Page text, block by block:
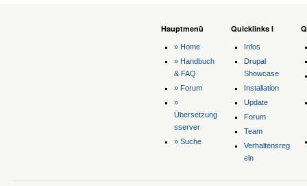
Hauptmenü
» Home
» Handbuch
& FAQ
» Forum
»
Übersetzung
sserver
» Suche
Quicklinks I
Infos
Drupal
Showcase
Installation
Update
Forum
Team
Verhaltensreg
eln